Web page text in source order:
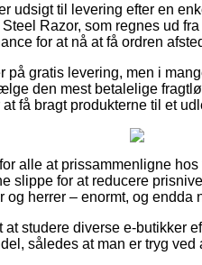
udsigt til levering efter en
Razor, som regnes ud
for at nå at få ordren
på gratis levering, men i
den mest betalelige
få bragt produkterne til et
alle at prissammenligne
slippe for at reducere
og herrer – enormt, og endda
studere diverse e-butikker
således at man er tryg